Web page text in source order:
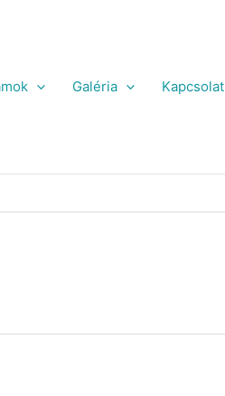
Galéria Kapcsolat